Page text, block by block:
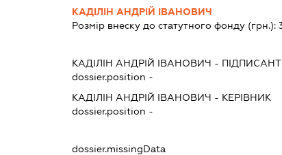
КАДІЛІН АНДРІЙ ІВАНОВИЧ
Розмір внеску до статутного фонду (грн.):
КАДІЛІН АНДРІЙ ІВАНОВИЧ - ПІДПИСАНТ
dossier.position -
КАДІЛІН АНДРІЙ ІВАНОВИЧ - КЕРІВНИК
dossier.position -
dossier.missingData